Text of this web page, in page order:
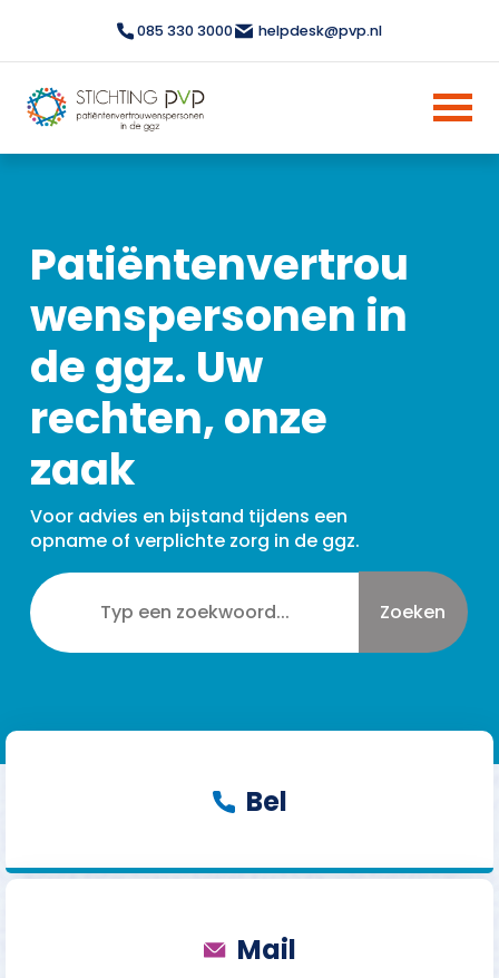
085 330 3000 helpdesk@pvp.nl
Patiëntenvertrou
wenspersonen in
de ggz. Uw
rechten, onze
zaak
Voor advies en bijstand tijdens een
opname of verplichte zorg in de ggz.
Zoeken
Bel
Mail